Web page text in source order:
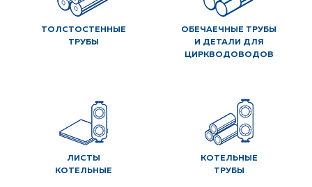
ТОЛСТОСТЕННЫЕ
ТРУБЫ
ОБЕЧАЕЧНЫЕ ТРУБЫ
И ДЕТАЛИ ДЛЯ
ЦИРКВОДОВОДОВ
ЛИСТЫ
КОТЕЛЬНЫЕ
КОТЕЛЬНЫЕ
ТРУБЫ